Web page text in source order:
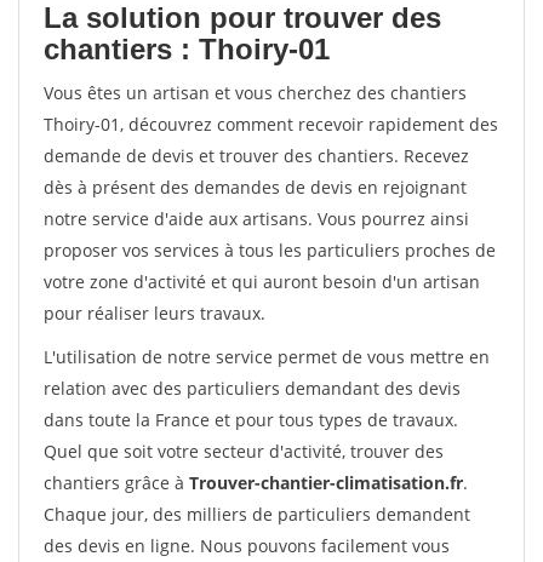
La solution pour trouver des
chantiers : Thoiry-01
Vous êtes un artisan et vous cherchez des chantiers
Thoiry-01, découvrez comment recevoir rapidement des
demande de devis et trouver des chantiers. Recevez
dès à présent des demandes de devis en rejoignant
notre service d'aide aux artisans. Vous pourrez ainsi
proposer vos services à tous les particuliers proches de
votre zone d'activité et qui auront besoin d'un artisan
pour réaliser leurs travaux.
L'utilisation de notre service permet de vous mettre en
relation avec des particuliers demandant des devis
dans toute la France et pour tous types de travaux.
Quel que soit votre secteur d'activité, trouver des
chantiers grâce à Trouver-chantier-climatisation.fr.
Chaque jour, des milliers de particuliers demandent
des devis en ligne. Nous pouvons facilement vous